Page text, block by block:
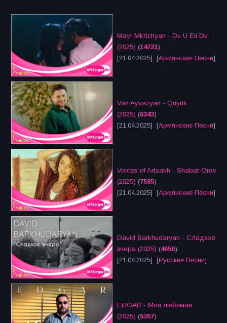
Mavr Mkrtchyan - Du U Eli Du
(2025) (14721)
[21.04.2025] [Армянские Песни]
Van Ayvazyan - Quyrik
(2025) (6343)
[21.04.2025] [Армянские Песни]
Voices of Artsakh - Shabat Orov
(2025) (7585)
[21.04.2025] [Армянские Песни]
David Barkhudaryan - Сладкое
вчера (2025) (4650)
[21.04.2025] [Русские Песни]
EDGAR - Моя любимая
(2025) (5357)